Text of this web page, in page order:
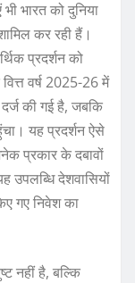
भारत को दुनिया
कर रही हैं।
प्रदर्शन को
वर्ष 2025-26 में
की गई है, जबकि
यह प्रदर्शन ऐसे
प्रकार के दबावों
उपलब्धि देशवासियों
गए निवेश का
नहीं है, बल्कि